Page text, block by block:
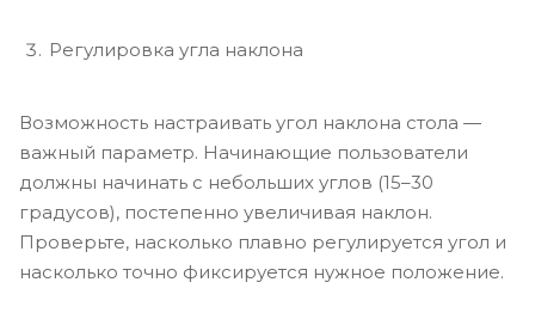
Регулировка угла наклона
Возможность настраивать угол наклона стола —
важный параметр. Начинающие пользователи
должны начинать с небольших углов (15–30
градусов), постепенно увеличивая наклон.
Проверьте, насколько плавно регулируется угол и
насколько точно фиксируется нужное положение.